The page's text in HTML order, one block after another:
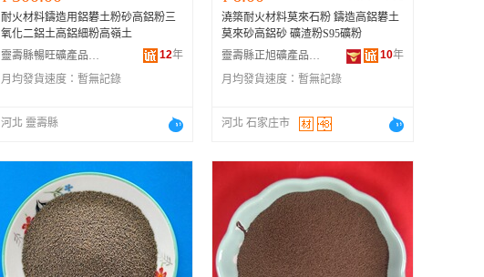
耐火材料鑄造用鋁礬土粉砂高鋁粉三
氧化二鋁土高鋁細粉高嶺土
靈壽縣暢旺礦產品加工廠
12年
月均發貨速度： 暫無記錄
河北 靈壽縣
澆築耐火材料莫來石粉 鑄造高鋁礬土
莫來砂高鋁砂 礦渣粉S95礦粉
靈壽縣正旭礦產品加工廠
10年
月均發貨速度： 暫無記錄
河北 石家庄市